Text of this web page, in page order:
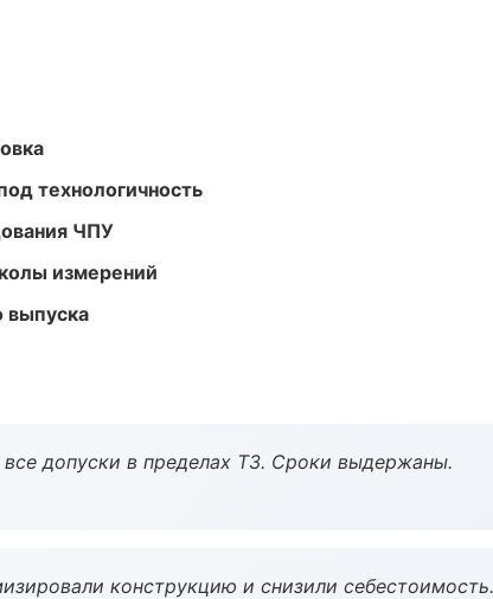
технологичность
ЧПУ
измерений
выпуска
допуски в пределах ТЗ. Сроки выдержаны.
конструкцию и снизили себестоимость.